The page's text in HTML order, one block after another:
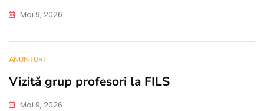
Mai 9, 2026
ANUNȚURI
Vizită grup profesori la FILS
Mai 9, 2026